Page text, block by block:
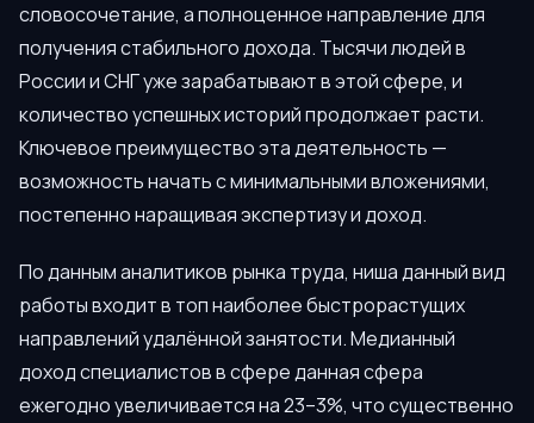
словосочетание, а полноценное направление для
получения стабильного дохода. Тысячи людей в
России и СНГ уже зарабатывают в этой сфере, и
количество успешных историй продолжает расти.
Ключевое преимущество эта деятельность —
возможность начать с минимальными вложениями,
постепенно наращивая экспертизу и доход.
По данным аналитиков рынка труда, ниша данный вид
работы входит в топ наиболее быстрорастущих
направлений удалённой занятости. Медианный
доход специалистов в сфере данная сфера
ежегодно увеличивается на 23–3%, что существенно